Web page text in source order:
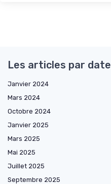
Les articles par date
Janvier 2024
Mars 2024
Octobre 2024
Janvier 2025
Mars 2025
Mai 2025
Juillet 2025
Septembre 2025